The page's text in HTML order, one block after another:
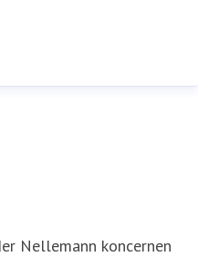
Nellemann koncernen